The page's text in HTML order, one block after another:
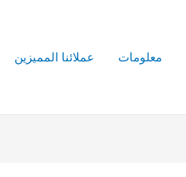
معلومات عملائنا المميزين